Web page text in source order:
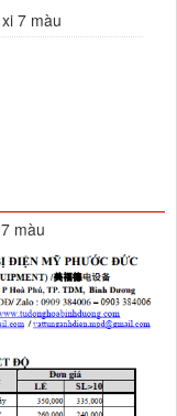
7 màu
màu